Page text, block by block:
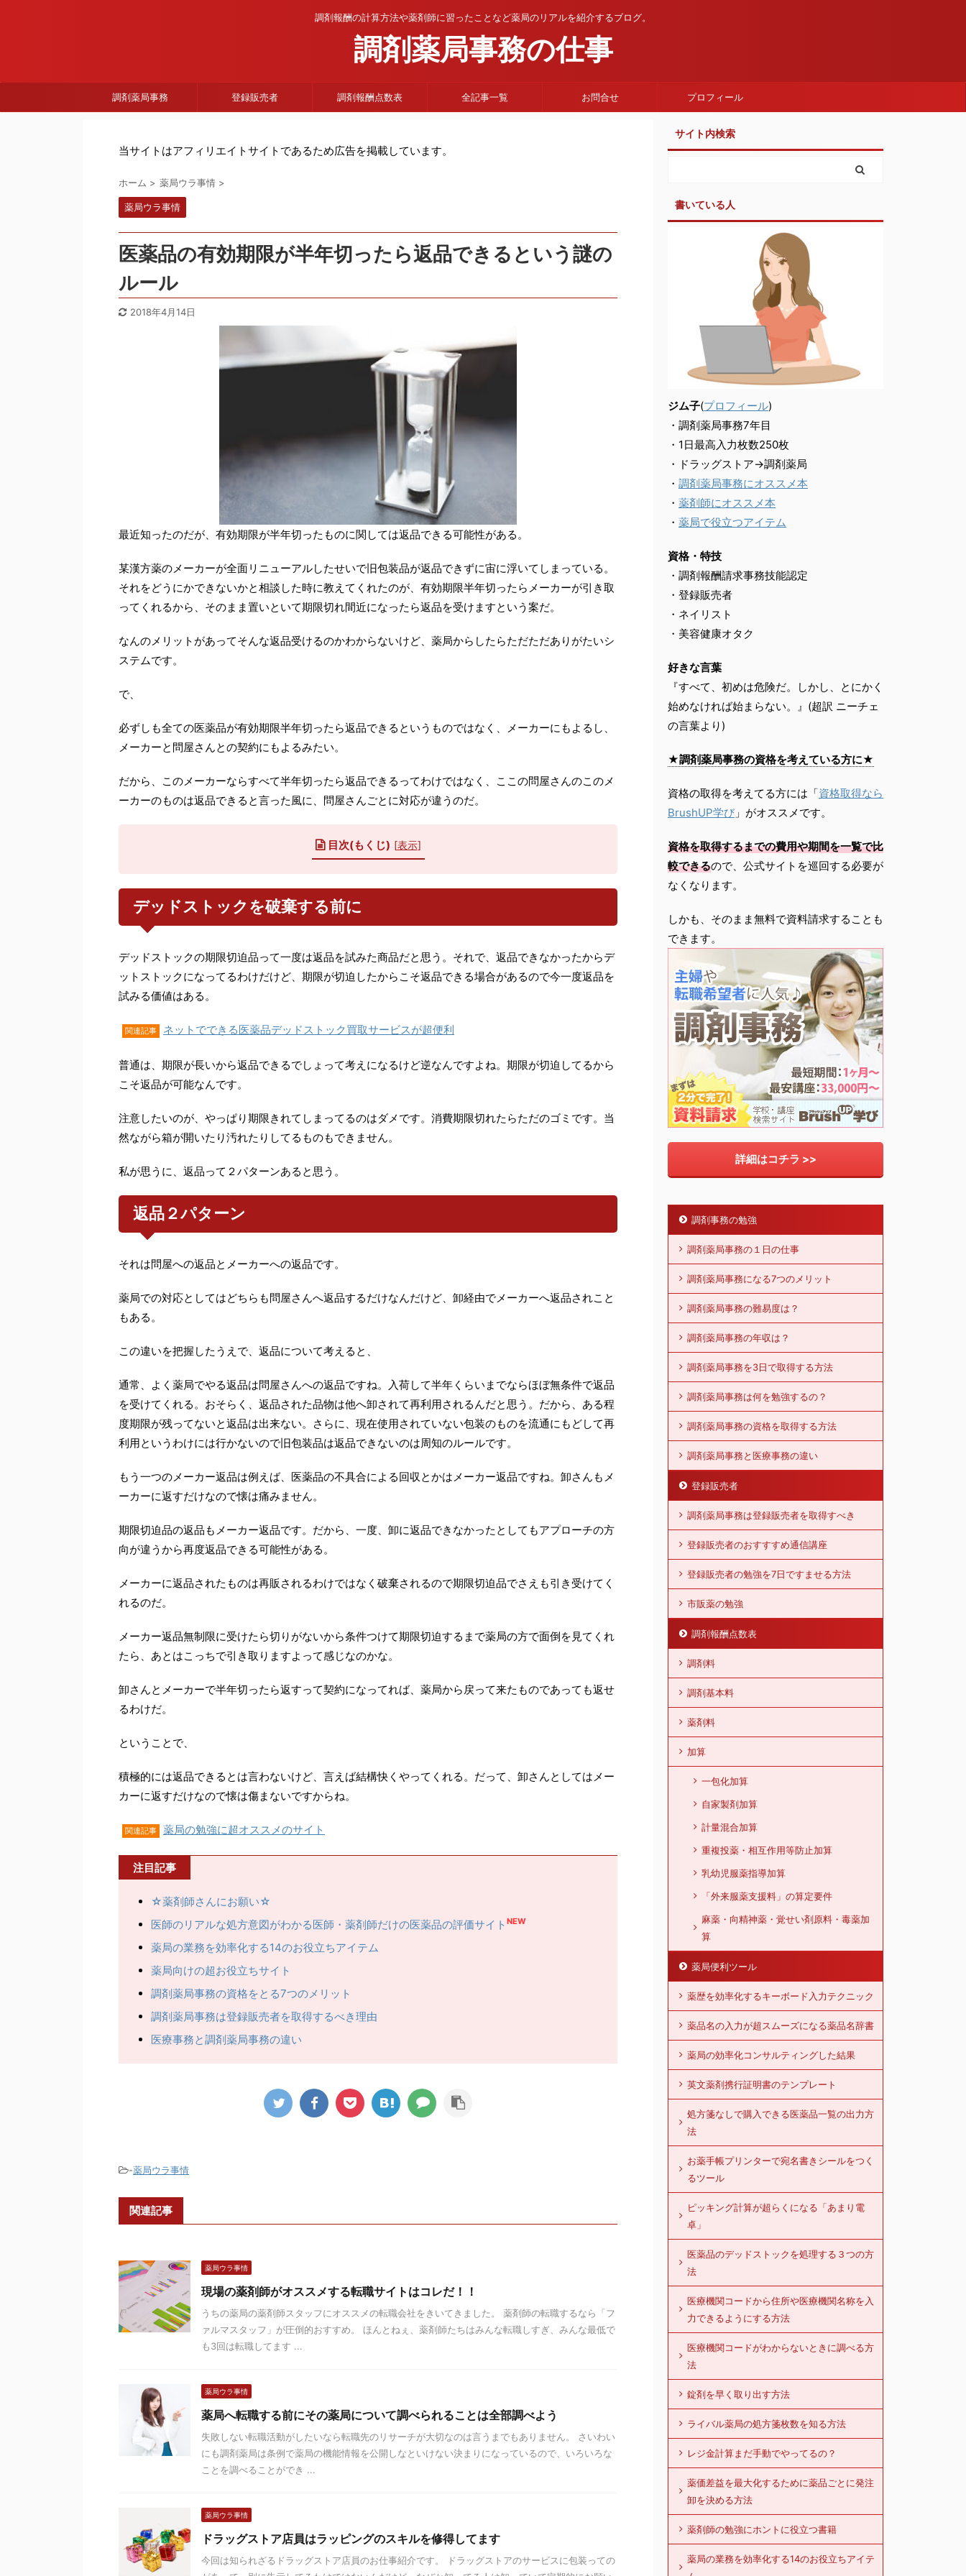
調剤報酬の計算方法や薬剤師に習ったことなど薬局のリアルを紹介するブログ。
調剤薬局事務の仕事
調剤薬局事務 登録販売者 調剤報酬点数表 全記事一覧 お問合せ プロフィール
当サイトはアフィリエイトサイトであるため広告を掲載しています。
ホーム > 薬局ウラ事情 >
薬局ウラ事情
医薬品の有効期限が半年切ったら返品できるという謎の
ルール
2018年4月14日
最近知ったのだが、有効期限が半年切ったものに関しては返品できる可能性がある。
某漢方薬のメーカーが全面リニューアルしたせいで旧包装品が返品できずに宙に浮いてしまっている。
それをどうにかできないかと相談した時に教えてくれたのが、有効期限半年切ったらメーカーが引き取
ってくれるから、そのまま置いといて期限切れ間近になったら返品を受けますという案だ。
なんのメリットがあってそんな返品受けるのかわからないけど、薬局からしたらただただありがたいシ
ステムです。
で、
必ずしも全ての医薬品が有効期限半年切ったら返品できるというものではなく、メーカーにもよるし、
メーカーと問屋さんとの契約にもよるみたい。
だから、このメーカーならすべて半年切ったら返品できるってわけではなく、ここの問屋さんのこのメ
ーカーのものは返品できると言った風に、問屋さんごとに対応が違うのだ。
目次(もくじ) [表示]
デッドストックを破棄する前に
デッドストックの期限切迫品って一度は返品を試みた商品だと思う。それで、返品できなかったからデ
ットストックになってるわけだけど、期限が切迫したからこそ返品できる場合があるので今一度返品を
試みる価値はある。
関連記事 ネットでできる医薬品デッドストック買取サービスが超便利
普通は、期限が長いから返品できるでしょって考えになるけど逆なんですよね。期限が切迫してるから
こそ返品が可能なんです。
注意したいのが、やっぱり期限きれてしまってるのはダメです。消費期限切れたらただのゴミです。当
然ながら箱が開いたり汚れたりしてるものもできません。
私が思うに、返品って２パターンあると思う。
返品２パターン
それは問屋への返品とメーカーへの返品です。
薬局での対応としてはどちらも問屋さんへ返品するだけなんだけど、卸経由でメーカーへ返品されこと
もある。
この違いを把握したうえで、返品について考えると、
通常、よく薬局でやる返品は問屋さんへの返品ですね。入荷して半年くらいまでならほぼ無条件で返品
を受けてくれる。おそらく、返品された品物は他へ卸されて再利用されるんだと思う。だから、ある程
度期限が残ってないと返品は出来ない。さらに、現在使用されていない包装のものを流通にもどして再
利用というわけには行かないので旧包装品は返品できないのは周知のルールです。
もう一つのメーカー返品は例えば、医薬品の不具合による回収とかはメーカー返品ですね。卸さんもメ
ーカーに返すだけなので懐は痛みません。
期限切迫品の返品もメーカー返品です。だから、一度、卸に返品できなかったとしてもアプローチの方
向が違うから再度返品できる可能性がある。
メーカーに返品されたものは再販されるわけではなく破棄されるので期限切迫品でさえも引き受けてく
れるのだ。
メーカー返品無制限に受けたら切りがないから条件つけて期限切迫するまで薬局の方で面倒を見てくれ
たら、あとはこっちで引き取りますよって感じなのかな。
卸さんとメーカーで半年切ったら返すって契約になってれば、薬局から戻って来たものであっても返せ
るわけだ。
ということで、
積極的には返品できるとは言わないけど、言えば結構快くやってくれる。だって、卸さんとしてはメー
カーに返すだけなので懐は傷まないですからね。
関連記事 薬局の勉強に超オススメのサイト
注目記事
☆薬剤師さんにお願い☆
医師のリアルな処方意図がわかる医師・薬剤師だけの医薬品の評価サイト NEW
薬局の業務を効率化する14のお役立ちアイテム
薬局向けの超お役立ちサイト
調剤薬局事務の資格をとる7つのメリット
調剤薬局事務は登録販売者を取得するべき理由
医療事務と調剤薬局事務の違い
-薬局ウラ事情
関連記事
薬局ウラ事情
現場の薬剤師がオススメする転職サイトはコレだ！！
うちの薬局の薬剤師スタッフにオススメの転職会社をきいてきました。 薬剤師の転職するなら「フ
ァルマスタッフ」が圧倒的おすすめ。 ほんとねぇ、薬剤師たちはみんな転職しすぎ、みんな最低で
も3回は転職してます ...
薬局ウラ事情
薬局へ転職する前にその薬局について調べられることは全部調べよう
失敗しない転職活動がしたいなら転職先のリサーチが大切なのは言うまでもありません。 さいわい
にも調剤薬局は条例で薬局の機能情報を公開しなといけない決まりになっているので、いろいろな
ことを調べることができ ...
薬局ウラ事情
ドラッグストア店員はラッピングのスキルを修得してます
今回は知られざるドラッグストア店員のお仕事紹介です。 ドラッグストアのサービスに包装っての
サイト内検索
書いている人
ジム子(プロフィール)
・調剤薬局事務7年目
・1日最高入力枚数250枚
・ドラッグストア→調剤薬局
・ 調剤薬局事務にオススメ本
・ 薬剤師にオススメ本
・ 薬局で役立つアイテム
資格・特技
・調剤報酬請求事務技能認定
・登録販売者
・ネイリスト
・美容健康オタク
好きな言葉
『すべて、初めは危険だ。しかし、とにかく
始めなければ始まらない。』(超訳 ニーチェ
の言葉より)
★調剤薬局事務の資格を考えている方に★
資格の取得を考えてる方には「資格取得なら
BrushUP学び 」がオススメです。
資格を取得するまでの費用や期間を一覧で比
較できるので、公式サイトを巡回する必要が
なくなります。
しかも、そのまま無料で資料請求することも
できます。
詳細はコチラ >>
調剤事務の勉強
調剤薬局事務の１日の仕事
調剤薬局事務になる7つのメリット
調剤薬局事務の難易度は？
調剤薬局事務の年収は？
調剤薬局事務を3日で取得する方法
調剤薬局事務は何を勉強するの？
調剤薬局事務の資格を取得する方法
調剤薬局事務と医療事務の違い
登録販売者
調剤薬局事務は登録販売者を取得すべき
登録販売者のおすすすめ通信講座
登録販売者の勉強を7日ですませる方法
市販薬の勉強
調剤報酬点数表
調剤料
調剤基本料
薬剤料
加算
一包化加算
自家製剤加算
計量混合加算
重複投薬・相互作用等防止加算
乳幼児服薬指導加算
「外来服薬支援料」の算定要件
麻薬・向精神薬・覚せい剤原料・毒薬加
算
薬局便利ツール
薬歴を効率化するキーボード入力テクニック
薬品名の入力が超スムーズになる薬品名辞書
薬局の効率化コンサルティングした結果
英文薬剤携行証明書のテンプレート
処方箋なしで購入できる医薬品一覧の出力方
法
お薬手帳プリンターで宛名書きシールをつく
るツール
ピッキング計算が超らくになる「あまり電
卓」
医薬品のデッドストックを処理する３つの方
法
医療機関コードから住所や医療機関名称を入
力できるようにする方法
医療機関コードがわからないときに調べる方
法
錠剤を早く取り出す方法
ライバル薬局の処方箋枚数を知る方法
レジ金計算まだ手動でやってるの？
薬価差益を最大化するために薬品ごとに発注
卸を決める方法
薬剤師の勉強にホントに役立つ書籍
薬局の業務を効率化する14のお役立ちアイテ